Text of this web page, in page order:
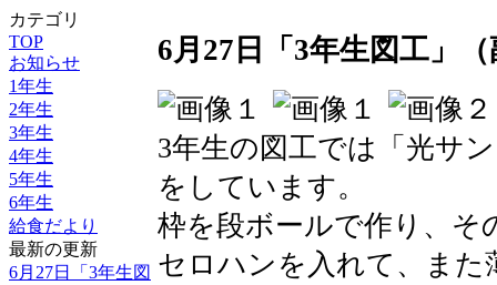
カテゴリ
TOP
お知らせ
1年生
2年生
3年生
4年生
5年生
6年生
給食だより
最新の更新
6月27日「3年生図
6月27日「3年生図工」
3年生の図工では「光サ
をしています。
枠を段ボールで作り、そ
セロハンを入れて、ま